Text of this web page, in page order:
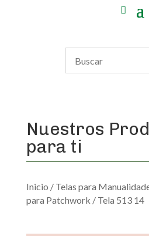
Nuestros
para ti
Inicio / Telas para
para Patchwork / Tela 513 14